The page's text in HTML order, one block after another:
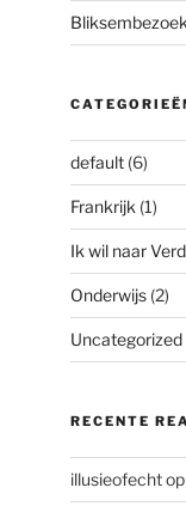
default(6)
Frankrijk (1)
Ik wil naar
Onderwijs(2)
Uncategorized
RECENTE
illusieofechtop